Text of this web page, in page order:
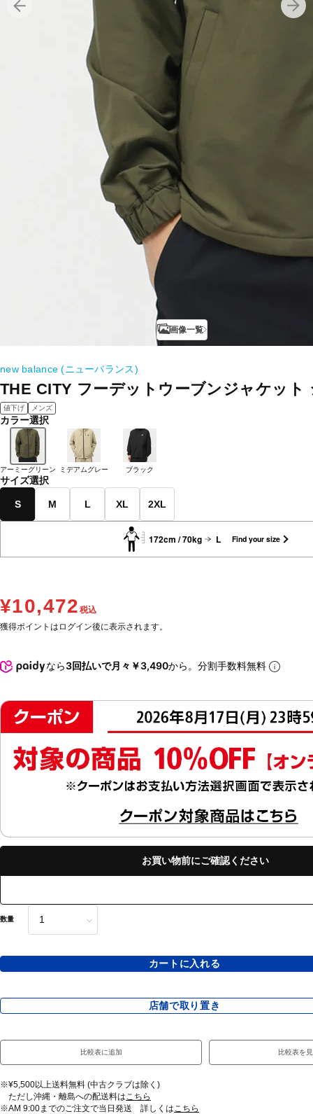
画像一覧
new balance (ニューバランス)
THE CITY フーデットウーブンジャケット
値下げ メンズ
カラー選択
アーミーグリーン ミデアムグレー ブラック
サイズ選択
S M L XL 2XL
172cm / 70kg L Find your size
¥10,472 税込
獲得ポイントはログイン後に表示されます。
なら3回払いで月々￥3,490から。分割手数料無料
お買い物前にご確認ください
数量
カートに入れる
店舗で取り置き
比較表に追加 比較表を
※¥5,500以上送料無料 (中古クラブは除く)
ただし沖縄・離島への配送料は こちら
※AM 9:00までのご注文で当日発送 詳しくは こちら